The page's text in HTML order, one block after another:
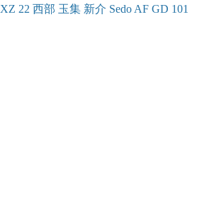
XZ 22 西部 玉集 新介 Sedo AF GD 101